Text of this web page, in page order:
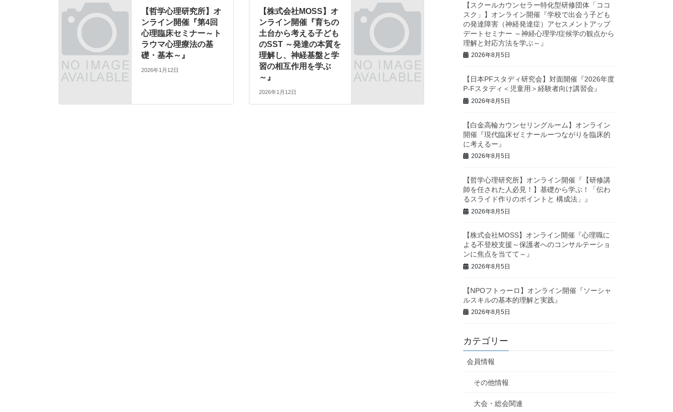
【哲学心理研究所】オ
ンライン開催『第4回
心理臨床セミナー～ト
ラウマ心理療法の基
礎・基本～』
2026年1月12日
【株式会社MOSS】オ
ンライン開催『育ちの
土台から考える子ども
のSST ～発達の本質を
理解し、神経基盤と学
習の相互作用を学ぶ
～』
2026年1月12日
【スクールカウンセラー特化型研修団体「ココ
スク」】オンライン開催『学校で出会う子ども
の発達障害（神経発達症）アセスメントアップ
デートセミナー ～神経心理学/症候学の観点から
理解と対応方法を学ぶ～』
2026年8月5日
【日本PFスタディ研究会】対面開催『2026年度
P-Fスタディ＜児童用＞経験者向け講習会』
2026年8月5日
【白金高輪カウンセリングルーム】オンライン
開催『現代臨床ゼミナールーつながりを臨床的
に考えるー』
2026年8月5日
【哲学心理研究所】オンライン開催『【研修講
師を任された人必見！】基礎から学ぶ！「伝わ
るスライド作りのポイントと 構成法」』
2026年8月5日
【株式会社MOSS】オンライン開催『心理職に
よる不登校支援～保護者へのコンサルテーショ
ンに焦点を当てて～』
2026年8月5日
【NPOフトゥーロ】オンライン開催『ソーシャ
ルスキルの基本的理解と実践』
2026年8月5日
カテゴリー
会員情報
その他情報
大会・総会関連